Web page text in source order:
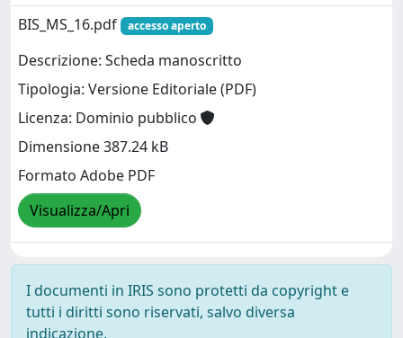
BIS_MS_16.pdf
accesso aperto
Descrizione: Scheda manoscritto
Tipologia: Versione Editoriale (PDF)
Licenza: Dominio pubblico
Dimensione 387.24 kB
Formato Adobe PDF
Visualizza/Apri
I documenti in IRIS sono protetti da copyright e
tutti i diritti sono riservati, salvo diversa
indicazione.